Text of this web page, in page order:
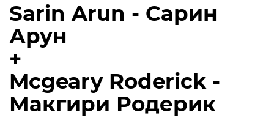
Sarin Arun - Сарин
Арун
+
Mcgeary Roderick -
Макгири Родерик